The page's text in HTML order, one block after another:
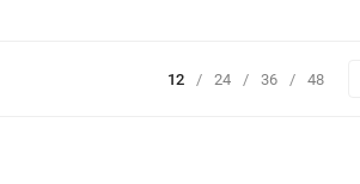
12 / 24 / 36 / 48